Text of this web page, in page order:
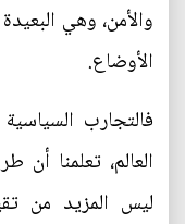
والأمن، وهي
الأوضاع.
فالتجارب
العالم، تعلمنا أن
ليس المزيد من